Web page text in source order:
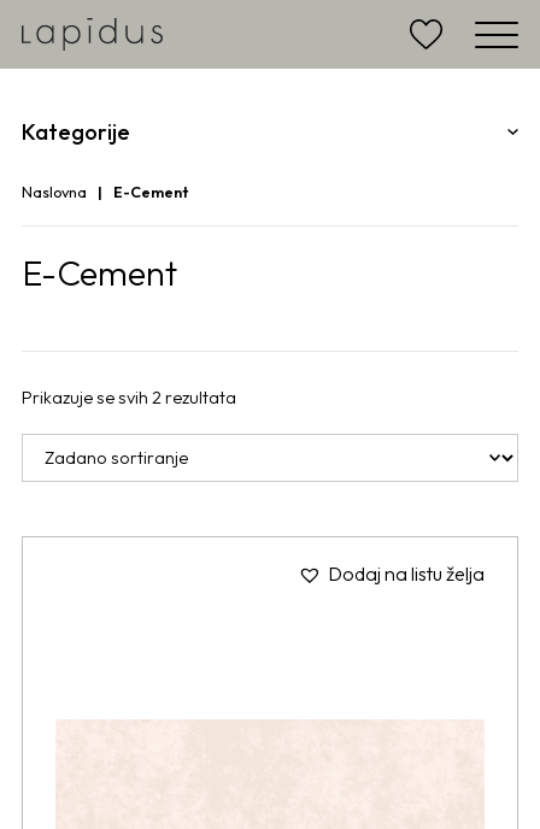
Kategorije
Naslovna E-Cement
E-Cement
Prikazuje se svih 2 rezultata
Dodaj na listu želja